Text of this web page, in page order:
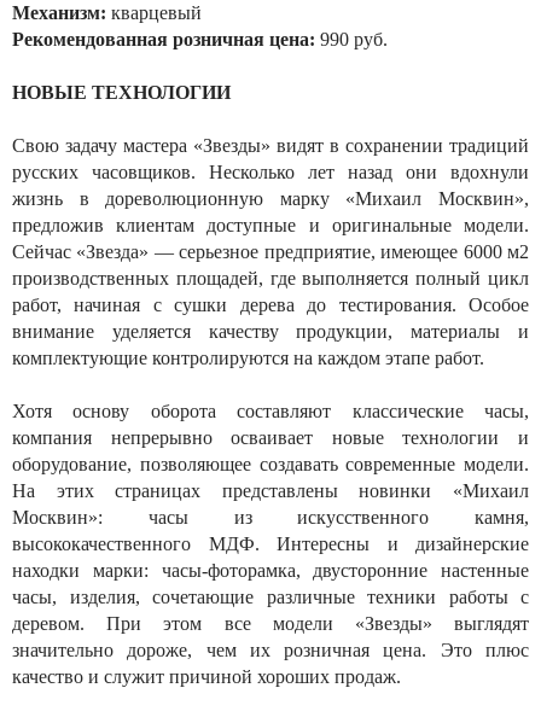
Механизм: кварцевый
Рекомендованная розничная цена: 990 руб.
НОВЫЕ ТЕХНОЛОГИИ
Свою задачу мастера «Звезды» видят в сохранении традиций
русских часовщиков. Несколько лет назад они вдохнули
жизнь в дореволюционную марку «Михаил Москвин»,
предложив клиентам доступные и оригинальные модели.
Сейчас «Звезда» — серьезное предприятие, имеющее 6000 м2
производственных площадей, где выполняется полный цикл
работ, начиная с сушки дерева до тестирования. Особое
внимание уделяется качеству продукции, материалы и
комплектующие контролируются на каждом этапе работ.
Хотя основу оборота составляют классические часы,
компания непрерывно осваивает новые технологии и
оборудование, позволяющее создавать современные модели.
На этих страницах представлены новинки «Михаил
Москвин»: часы из искусственного камня,
высококачественного МДФ. Интересны и дизайнерские
находки марки: часы-фоторамка, двусторонние настенные
часы, изделия, сочетающие различные техники работы с
деревом. При этом все модели «Звезды» выглядят
значительно дороже, чем их розничная цена. Это плюс
качество и служит причиной хороших продаж.